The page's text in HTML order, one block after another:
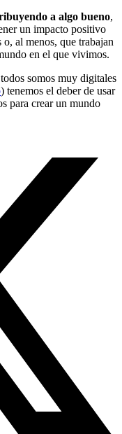
a algo bueno,
un impacto positivo
al menos, que trabajan
en el que vivimos.
somos muy digitales
) tenemos el deber de usar
para crear un mundo